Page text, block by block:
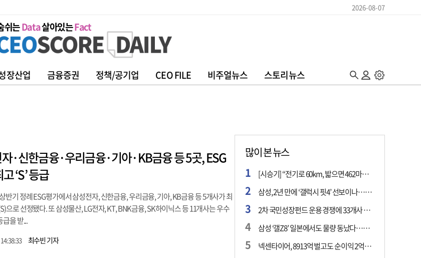
2026-08-07
쉬는Data살아있는Fact
장산업 금융증권 정책/공기업 CEO FILE 비주얼뉴스 스토리뉴스
·신한금융·우리금융·기아·KB금융 등 5곳, ESG
‘S’ 등급
반기 정례 ESG평가에서 삼성전자, 신한금융, 우리금융, 기아, KB금융 등 5개사가 최
으로 선정됐다. 또 삼성물산, LG전자, KT, BNK금융, SK하이닉스 등 11개사는 우수
급을 받...
최수빈 기자
많이 본 뉴스
[시승기] “전기로 60km, 밟으면 462마력”…볼보 XC60 T8의 두 얼굴
삼성, 2년 만에 ‘갤럭시 핏4’ 선보이나…웨어러블 생태계 확장 ‘시동’
2차 국민성장펀드 운용 경쟁에 33개사 몰렸다…신한·하나 등 새 얼굴 대거 합류
삼성 ‘갤Z8’ 일본에서도 물량 동났다…애플 참전 앞두고 선두 수성 ‘시험대’
넥센타이어, 8913억 벌고도 순이익 2억…유럽 세부담에 이익 증발